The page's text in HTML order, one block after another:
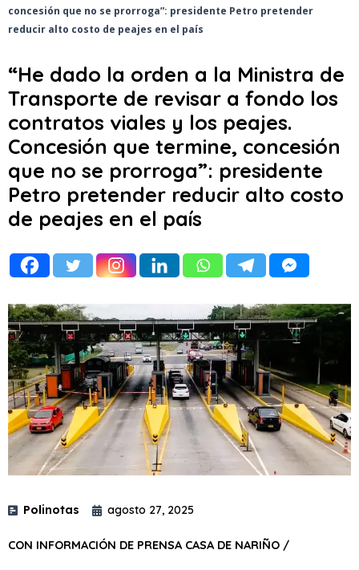
concesión que no se prorroga”: presidente Petro pretender
reducir alto costo de peajes en el país
“He dado la orden a la Ministra de
Transporte de revisar a fondo los
contratos viales y los peajes.
Concesión que termine, concesión
que no se prorroga”: presidente
Petro pretender reducir alto costo
de peajes en el país
Polinotas agosto 27, 2025
CON INFORMACIÓN DE PRENSA CASA DE NARIÑO /